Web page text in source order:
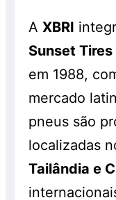
AXBRI
Sunset
em 1988,
mercado
pneus são
localizadas
Tailândia e